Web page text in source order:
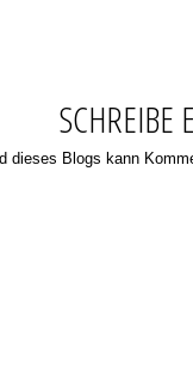
SCHREIBE
dieses Blogs kann